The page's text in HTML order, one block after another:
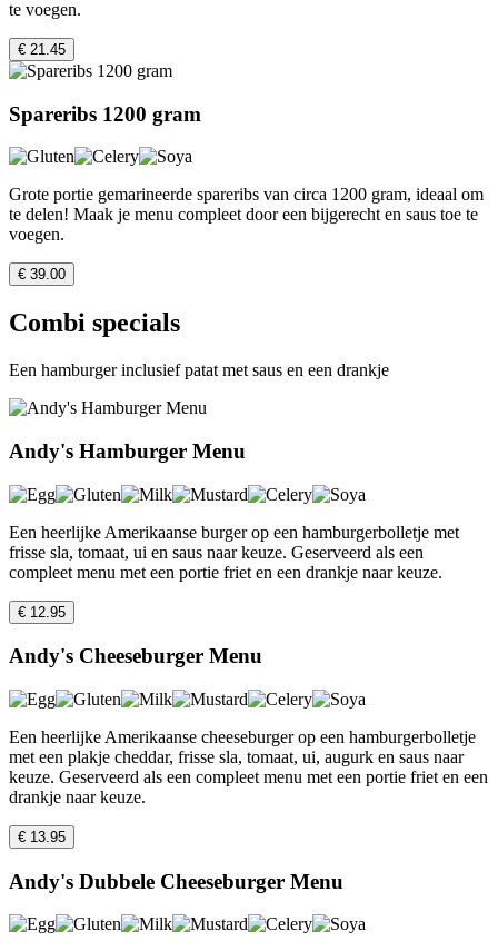
te voegen.
€ 21.45
Spareribs 1200 gram
Grote portie gemarineerde spareribs van circa 1200 gram, ideaal om
te delen! Maak je menu compleet door een bijgerecht en saus toe te
voegen.
€ 39.00
Combi specials
Een hamburger inclusief patat met saus en een drankje
Andy's Hamburger Menu
Een heerlijke Amerikaanse burger op een hamburgerbolletje met
frisse sla, tomaat, ui en saus naar keuze. Geserveerd als een
compleet menu met een portie friet en een drankje naar keuze.
€ 12.95
Andy's Cheeseburger Menu
Een heerlijke Amerikaanse cheeseburger op een hamburgerbolletje
met een plakje cheddar, frisse sla, tomaat, ui, augurk en saus naar
keuze. Geserveerd als een compleet menu met een portie friet en een
drankje naar keuze.
€ 13.95
Andy's Dubbele Cheeseburger Menu